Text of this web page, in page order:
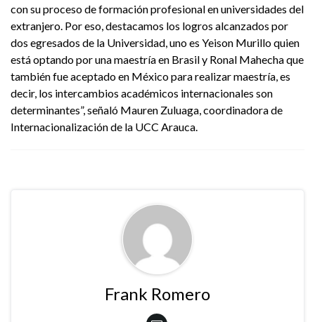
con su proceso de formación profesional en universidades del
extranjero. Por eso, destacamos los logros alcanzados por
dos egresados de la Universidad, uno es Yeison Murillo quien
está optando por una maestría en Brasil y Ronal Mahecha que
también fue aceptado en México para realizar maestría, es
decir, los intercambios académicos internacionales son
determinantes”, señaló Mauren Zuluaga, coordinadora de
Internacionalización de la UCC Arauca.
Frank Romero